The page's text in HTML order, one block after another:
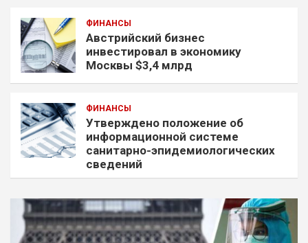
ФИНАНСЫ
Австрийский бизнес
инвестировал в экономику
Москвы $3,4 млрд
ФИНАНСЫ
Утверждено положение об
информационной системе
санитарно-эпидемиологических
сведений